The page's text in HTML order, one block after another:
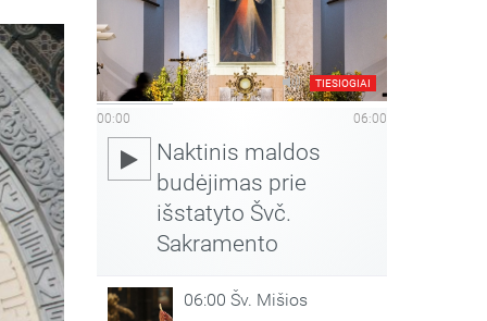
TIESIOGIAI
00:00 06:00
Naktinis maldos
budėjimas prie
išstatyto Švč.
Sakramento
06:00 Šv. Mišios